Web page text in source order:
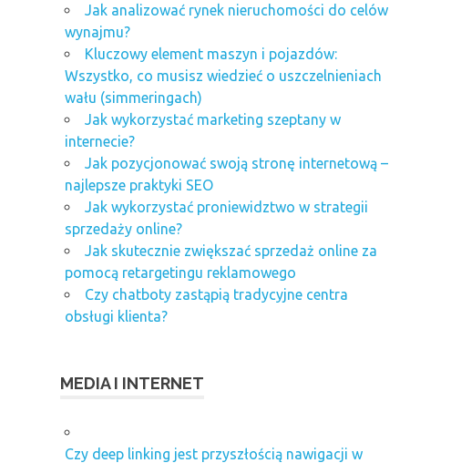
Jak analizować rynek nieruchomości do celów
wynajmu?
Kluczowy element maszyn i pojazdów:
Wszystko, co musisz wiedzieć o uszczelnieniach
wału (simmeringach)
Jak wykorzystać marketing szeptany w
internecie?
Jak pozycjonować swoją stronę internetową –
najlepsze praktyki SEO
Jak wykorzystać proniewidztwo w strategii
sprzedaży online?
Jak skutecznie zwiększać sprzedaż online za
pomocą retargetingu reklamowego
Czy chatboty zastąpią tradycyjne centra
obsługi klienta?
MEDIA I INTERNET
Czy deep linking jest przyszłością nawigacji w